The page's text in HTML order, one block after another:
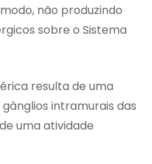
não produzindo
sobre o Sistema
resulta de uma
intramurais das
uma atividade